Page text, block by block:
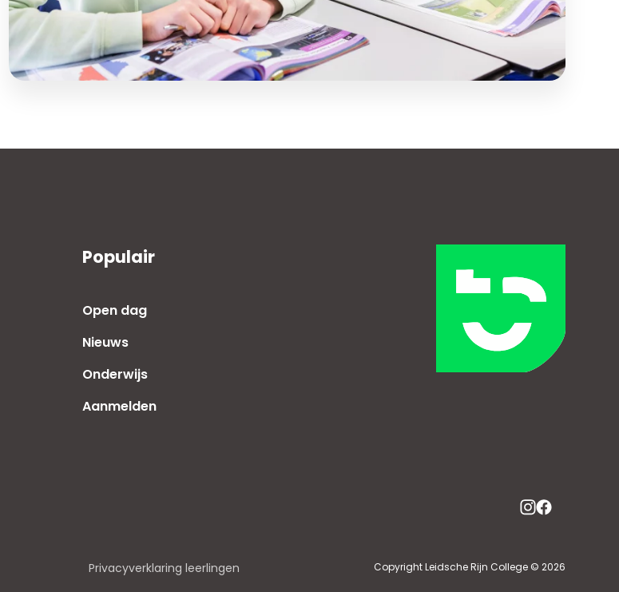
Populair
Open dag
Nieuws
Onderwijs
Aanmelden
Privacyverklaring leerlingen Copyright Leidsche Rijn College © 2026